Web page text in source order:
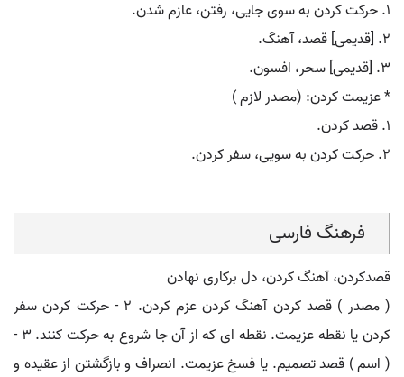
۱. حرکت کردن به سوی جایی، رفتن، عازم شدن.
۲. [قدیمی] قصد، آهنگ.
۳. [قدیمی] سحر، افسون.
* عزیمت کردن: (مصدر لازم )
۱. قصد کردن.
۲. حرکت کردن به سویی، سفر کردن.
فرهنگ فارسی
قصدکردن، آهنگ کردن، دل برکاری نهادن
( مصدر ) قصد کردن آهنگ کردن عزم کردن. ۲ - حرکت کردن سفر
کردن یا نقطه عزیمت. نقطه ای که از آن جا شروع به حرکت کنند. ۳ -
( اسم ) قصد تصمیم. یا فسخ عزیمت. انصراف و بازگشتن از عقیده و